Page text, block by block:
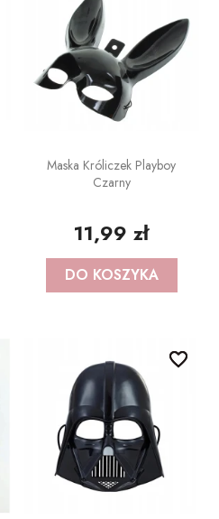
Maska Króliczek Playboy
Czarny
11,99 zł
DO KOSZYKA
favorite_border
favorite_border